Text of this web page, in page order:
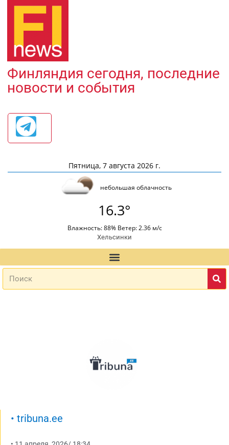
Финляндия сегодня, последние
новости и события
Пятница, 7 августа 2026 г.
небольшая облачность
16.3°
Влажность: 88% Ветер: 2.36 м/с
Хельсинки
• tribuna.ee